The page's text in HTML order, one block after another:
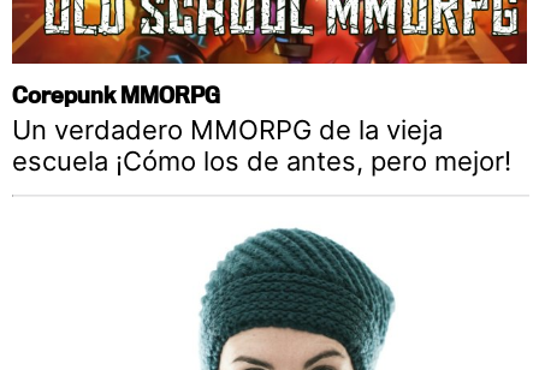
Corepunk MMORPG
Un verdadero MMORPG de la vieja
escuela ¡Cómo los de antes, pero mejor!